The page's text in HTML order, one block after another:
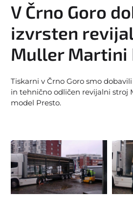
V Črno Goro
izvrsten
Muller Martini
Tiskarni v Črno Goro smo
in tehnično odličen revijalni stroj
model Presto.